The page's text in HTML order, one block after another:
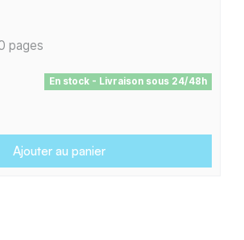
pages
En stock - Livraison sous 24/48h
Ajouter au panier